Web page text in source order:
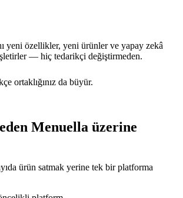
yeni özellikler, yeni ürünler ve yapay zekâ
— hiç tedarikçi değiştirmeden.
ortaklığınız da büyür.
Menuella üzerine
ürün satmak yerine tek bir platforma